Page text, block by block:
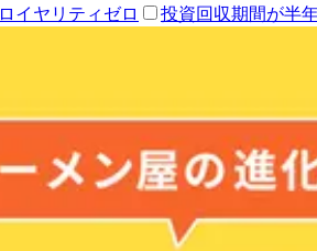
ロイヤリティゼロ 投資回収期間が半